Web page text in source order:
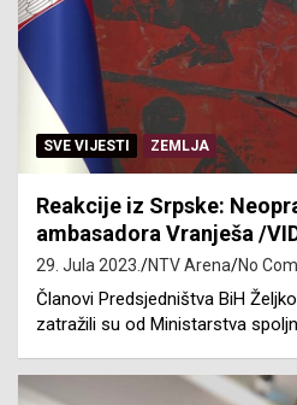
SVE VIJESTI ZEMLJA
Reakcije iz Srpske:
ambasadora Vranješa /
29. Jula 2023. NTV Arena No
Članovi Predsjedništva BiH
zatražili su od Ministarstva